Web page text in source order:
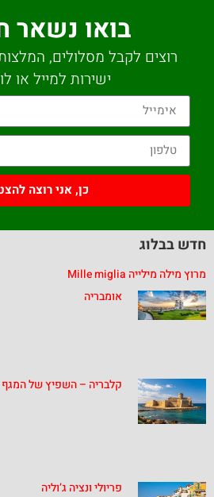
בואו נשאר
רוצים לקבל מסלולים,
ישירות למייל או
כן, אני רוצה
חדש בבלוג
מרוץ מילה מילייה Mille miglia
אומבריה
קלבריה – השפיץ של המגף
פריולי ונציה ג’וליה